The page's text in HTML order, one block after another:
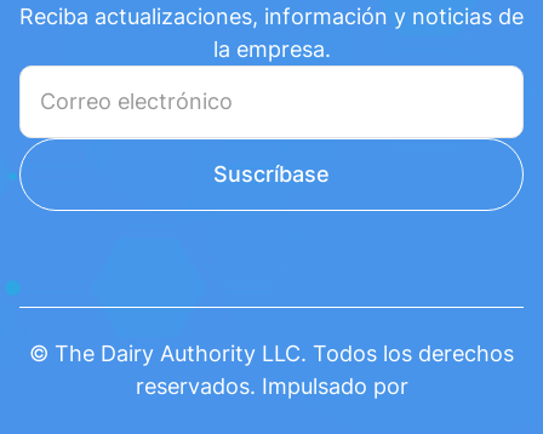
Reciba actualizaciones, información y noticias de
la empresa.
© The Dairy Authority LLC. Todos los derechos
reservados. Impulsado por